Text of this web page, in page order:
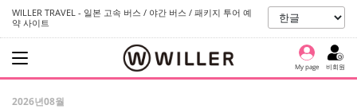
WILLER TRAVEL - 일본 고속 버스 / 야간 버스 / 패키지 투어 예
약 사이트
My page 비회원
2026년08월